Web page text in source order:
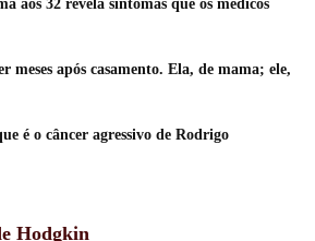
aos 32 revela sintomas que os médicos
meses após casamento. Ela, de mama; ele,
é o câncer agressivo de Rodrigo
Hodgkin